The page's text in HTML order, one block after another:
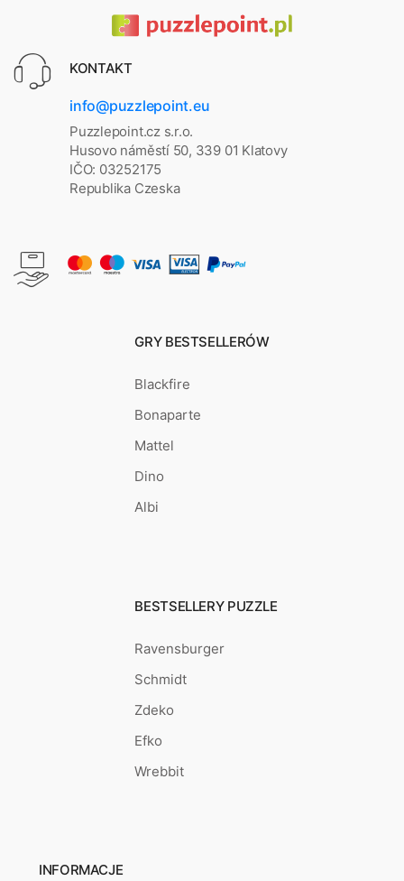
KONTAKT
info@puzzlepoint.eu
Puzzlepoint.cz s.r.o.
Husovo náměstí 50, 339 01 Klatovy
IČO: 03252175
Republika Czeska
GRY BESTSELLERÓW
Blackfire
Bonaparte
Mattel
Dino
Albi
BESTSELLERY PUZZLE
Ravensburger
Schmidt
Zdeko
Efko
Wrebbit
INFORMACJE